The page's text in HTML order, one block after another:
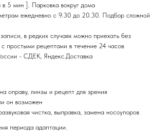
5 мин ]. Парковка вокруг дома
ежедневно с 9.30 до 20.30. Подбор сложной
в редких случаях можно приехать без
с простыми рецептами в течение 24 часов
- СДЕК, Яндекс.Доставка
оправу, линзы и рецепт для зрения
он возможен
чистка, выправка, замена носоупоров
периода адаптации.